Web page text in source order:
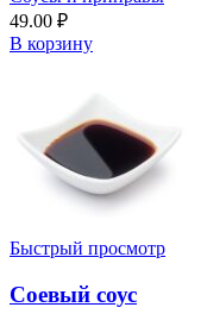
49.00 ₽
В корзину
Быстрый просмотр
Соевый соус